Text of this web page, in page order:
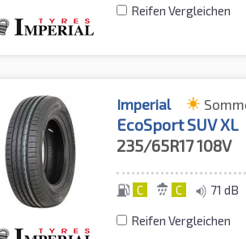
Reifen Vergleichen
Imperial
EcoSport SUV XL
235/65R17108V
C C 71 dB
Reifen Vergleichen